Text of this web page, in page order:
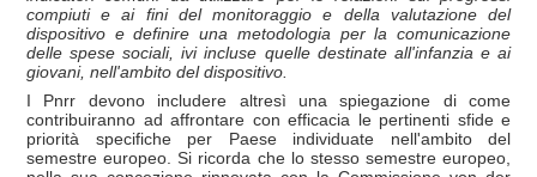
compiuti e ai fini del monitoraggio e della valutazione del
dispositivo e definire una metodologia per la comunicazione
delle spese sociali, ivi incluse quelle destinate all'infanzia e ai
giovani, nell'ambito del dispositivo.
I Pnrr devono includere altresì una spiegazione di come
contribuiranno ad affrontare con efficacia le pertinenti sfide e
priorità specifiche per Paese individuate nell'ambito del
semestre europeo. Si ricorda che lo stesso semestre europeo,